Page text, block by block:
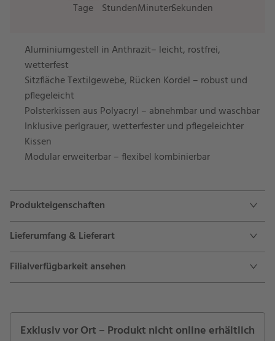
Tage StundenMinutenSekunden
Aluminiumgestell in Anthrazit– leicht, rostfrei,
wetterfest
Sitzfläche Textilgewebe, Rücken Kordel – robust und
pflegeleicht
Polsterkissen aus Polyacryl – abnehmbar und waschbar
Inklusive perlgrauer, wetterfester und pflegeleichter
Kissen
Modular erweiterbar – flexibel kombinierbar
Produkteigenschaften
Lieferumfang & Lieferart
Filialverfügbarkeit ansehen
Exklusiv vor Ort – Produkt nicht online erhältlich